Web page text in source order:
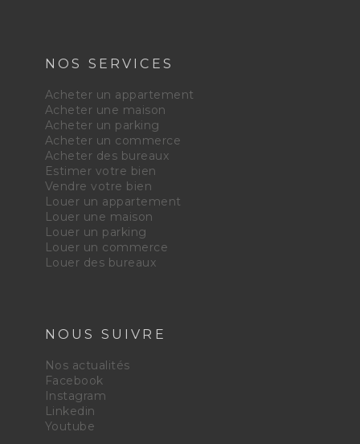
NOS SERVICES
Acheter un appartement
Acheter une maison
Acheter un parking
Acheter un commerce
Acheter des bureaux
Estimer votre bien
Vendre votre bien
Louer un appartement
Louer une maison
Louer un parking
Louer un commerce
Louer des bureaux
NOUS SUIVRE
Nos actualités
Facebook
Instagram
Linkedin
Youtube